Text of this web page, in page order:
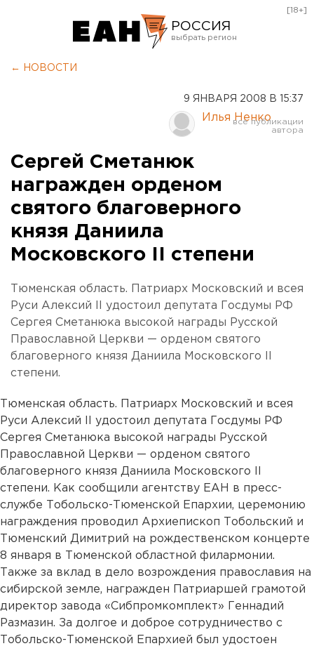
РОССИЯ
Курган
Оренбург
[18+]
← НОВОСТИ
9 ЯНВАРЯ 2008 В 15:37
Илья Ненко
Сергей Сметанюк
награжден орденом
святого благоверного
князя Даниила
Московского II степени
Тюменская область. Патриарх Московский и всея
Руси Алексий II удостоил депутата Госдумы РФ
Сергея Сметанюка высокой награды Русской
Православной Церкви — орденом святого
благоверного князя Даниила Московского II
степени.
Тюменская область. Патриарх Московский и всея
Руси Алексий II удостоил депутата Госдумы РФ
Сергея Сметанюка высокой награды Русской
Православной Церкви — орденом святого
благоверного князя Даниила Московского II
степени. Как сообщили агентству ЕАН в пресс-
службе Тобольско-Тюменской Епархии, церемонию
награждения проводил Архиепископ Тобольский и
Тюменский Димитрий на рождественском концерте
8 января в Тюменской областной филармонии.
Также за вклад в дело возрождения православия на
сибирской земле, награжден Патриаршей грамотой
директор завода «Сибпромкомплект» Геннадий
Размазин. За долгое и доброе сотрудничество с
Тобольско-Тюменской Епархией был удостоен